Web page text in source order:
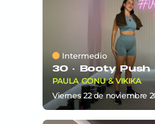
Intermedio
30 · Booty Push
PAULA GONU & VIKIKA
viernes 22denoviembre